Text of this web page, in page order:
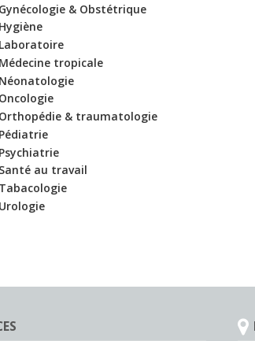
Gynécologie & Obstétrique
Hygiène
Laboratoire
Médecine tropicale
Néonatologie
Oncologie
Orthopédie & traumatologie
Pédiatrie
Psychiatrie
Santé au travail
Tabacologie
Urologie